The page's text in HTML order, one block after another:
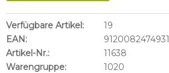
Verfügbare Artikel:
19
EAN:
9120082474931
Artikel-Nr.:
11638
Warengruppe:
1020